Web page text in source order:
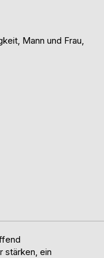
Mann und Frau,
stärken, ein